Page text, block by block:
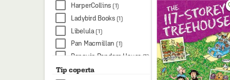
HarperCollins (1)
Ladybird Books (1)
Libelula (1)
Pan Macmillan (1)
Penguin Random House (1)
Penguin Random House
Tip coperta